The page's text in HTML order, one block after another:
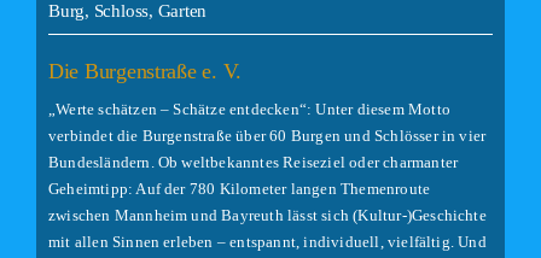
Burg, Schloss, Garten
Die Burgenstraße e. V.
„Werte schätzen – Schätze entdecken“: Unter diesem Motto
verbindet die Burgenstraße über 60 Burgen und Schlösser in vier
Bundesländern. Ob weltbekanntes Reiseziel oder charmanter
Geheimtipp: Auf der 780 Kilometer langen Themenroute
zwischen Mannheim und Bayreuth lässt sich (Kultur-)Geschichte
mit allen Sinnen erleben – entspannt, individuell, vielfältig. Und